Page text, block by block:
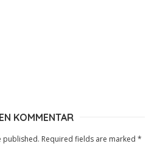
KOMMENTAR
published. Required fields are marked *